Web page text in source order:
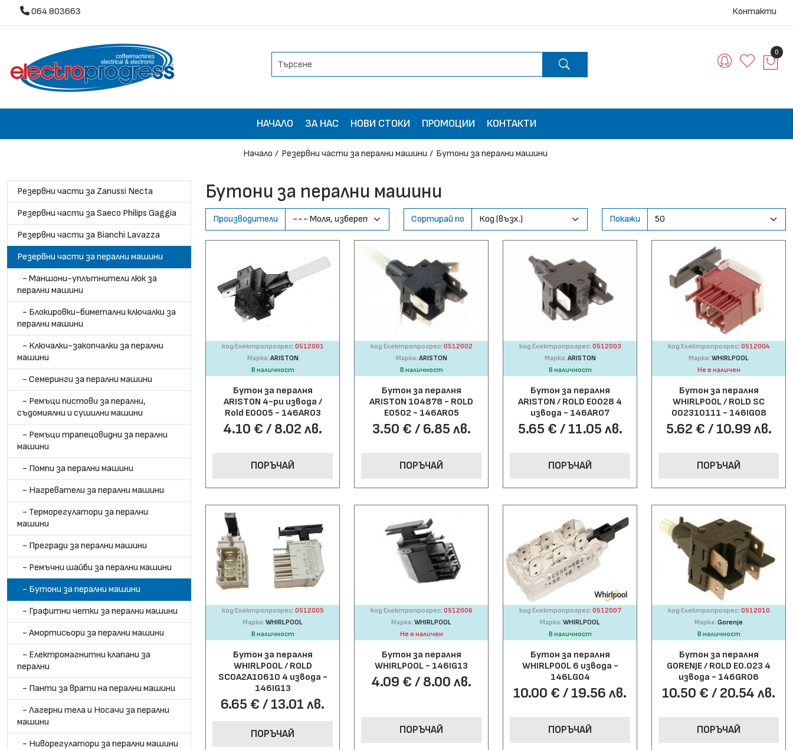
064 803663 Контакти
0
НАЧАЛО ЗА НАС НОВИ СТОКИ ПРОМОЦИИ КОНТАКТИ
Начало Резервни части за перални машини Бутони за перални машини
Резервни части за Zanussi Necta
Резервни части за Saeco Philips Gaggia
Резервни части за Bianchi Lavazza
Резервни части за перални машини
- Маншони-уплътнители люк за
перални машини
- Блокировки-биметални ключалки за
перални машини
- Ключалки-закопчалки за перални
машини
- Семеринги за перални машини
- Ремъци пистови за перални,
съдомиялни и сушилни машини
- Ремъци трапецовидни за перални
машини
- Помпи за перални машини
- Нагреватели за перални машини
- Терморегулатори за перални
машини
- Прегради за перални машини
- Ремъчни шайби за перални машини
- Бутони за перални машини
- Графитни четки за перални машини
- Амортисьори за перални машини
- Електромагнитни клапани за
перални
- Панти за врати на перални машини
- Лагерни тела и Носачи за перални
машини
- Ниворегулатори за перални машини
Бутони за перални машини
Производители Сортирай по Покажи
код Електропрогрес: 0512001
Марка: ARISTON
В наличност
Бутон за пералня
ARISTON 4-ри извода /
Rold E0005 - 146AR03
4.10 € / 8.02 лв.
ПОРЪЧАЙ
код Електропрогрес: 0512002
Марка: ARISTON
В наличност
Бутон за пералня
ARISTON 104878 - ROLD
E0502 - 146AR05
3.50 € / 6.85 лв.
ПОРЪЧАЙ
код Електропрогрес: 0512003
Марка: ARISTON
В наличност
Бутон за пералня
ARISTON / ROLD E0028 4
извода - 146AR07
5.65 € / 11.05 лв.
ПОРЪЧАЙ
код Електропрогрес: 0512004
Марка: WHIRLPOOL
Не е наличен
Бутон за пералня
WHIRLPOOL / ROLD SC
002310111 - 146IG08
5.62 € / 10.99 лв.
ПОРЪЧАЙ
код Електропрогрес: 0512005
Марка: WHIRLPOOL
В наличност
Бутон за пералня
WHIRLPOOL / ROLD
SC0A2A10610 4 извода -
146IG13
6.65 € / 13.01 лв.
ПОРЪЧАЙ
код Електропрогрес: 0512006
Марка: WHIRLPOOL
Не е наличен
Бутон за пералня
WHIRLPOOL - 146IG13
4.09 € / 8.00 лв.
ПОРЪЧАЙ
код Електропрогрес: 0512007
Марка: WHIRLPOOL
В наличност
Бутон за пералня
WHIRLPOOL 6 извода -
146LG04
10.00 € / 19.56 лв.
ПОРЪЧАЙ
код Електропрогрес: 0512010
Марка: Gorenje
В наличност
Бутон за пералня
GORENJE / ROLD E0.023 4
извода - 146GR06
10.50 € / 20.54 лв.
ПОРЪЧАЙ